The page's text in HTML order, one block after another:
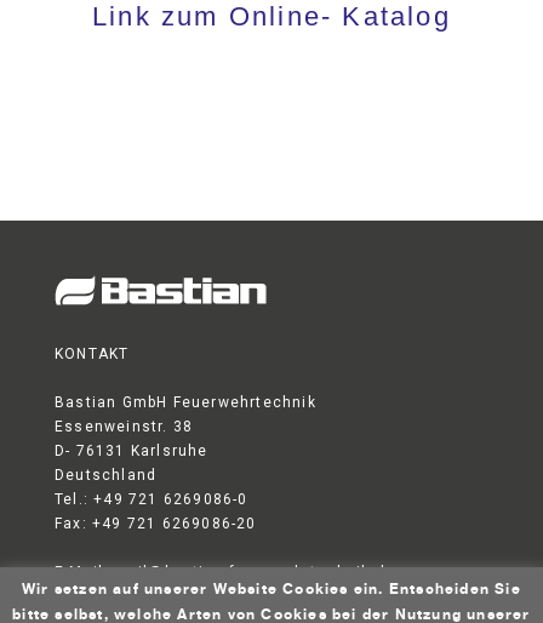
Link zum Online- Katalog
KONTAKT
Bastian GmbH Feuerwehrtechnik
Essenweinstr. 38
D- 76131 Karlsruhe
Deutschland
Tel.: +49 721 6269086-0
Fax: +49 721 6269086-20
E-Mail:mail@bastian-feuerwehrtechnik.de
DATENSCHUTZERKLÄRUNG AGB IMPRESSUM
Wir setzen auf unserer Website Cookies ein. Entscheiden Sie
bitte selbst, welche Arten von Cookies bei der Nutzung unserer